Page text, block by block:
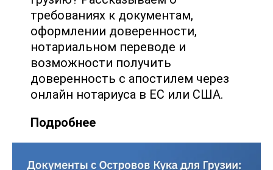
требованиях к документам,
оформлении доверенности,
нотариальном переводе и
возможности получить
доверенность с апостилем через
онлайн нотариуса в ЕС или США.
Подробнее